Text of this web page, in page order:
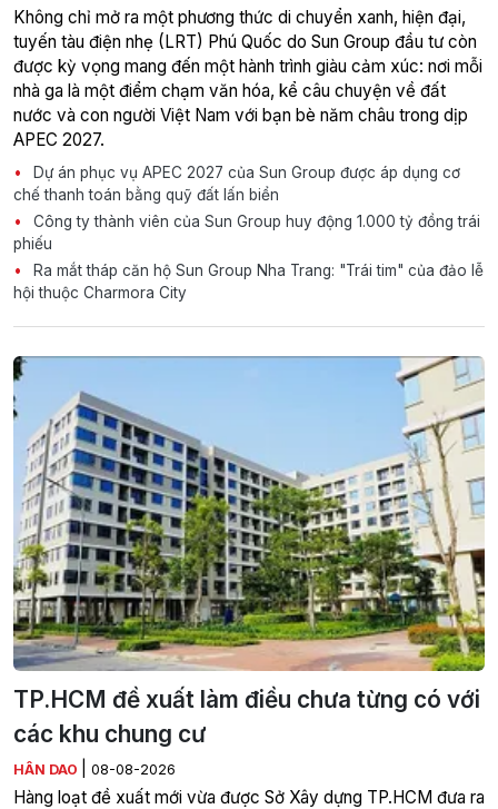
Không chỉ mở ra một phương thức di chuyển xanh, hiện đại,
tuyến tàu điện nhẹ (LRT) Phú Quốc do Sun Group đầu tư còn
được kỳ vọng mang đến một hành trình giàu cảm xúc: nơi mỗi
nhà ga là một điểm chạm văn hóa, kể câu chuyện về đất
nước và con người Việt Nam với bạn bè năm châu trong dịp
APEC 2027.
Dự án phục vụ APEC 2027 của Sun Group được áp dụng cơ
chế thanh toán bằng quỹ đất lấn biển
Công ty thành viên của Sun Group huy động 1.000 tỷ đồng trái
phiếu
Ra mắt tháp căn hộ Sun Group Nha Trang: "Trái tim" của đảo lễ
hội thuộc Charmora City
TP.HCM đề xuất làm điều chưa từng có với
các khu chung cư
HÂN DAO 08-08-2026
Hàng loạt đề xuất mới vừa được Sở Xây dựng TP.HCM đưa ra